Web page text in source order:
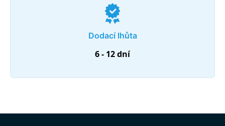
Dodací lhůta
6 - 12 dní